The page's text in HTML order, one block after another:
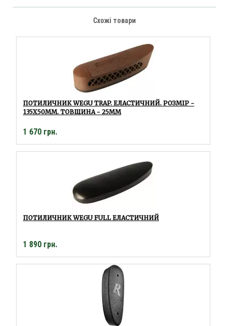
Схожі товари
ПОТИЛИЧНИК WEGU TRAP. ЕЛАСТИЧНИЙ. РОЗМІР -
135Х50ММ. ТОВЩИНА - 25ММ
1 670 грн.
ПОТИЛИЧНИК WEGU FULL ЕЛАСТИЧНИЙ
1 890 грн.